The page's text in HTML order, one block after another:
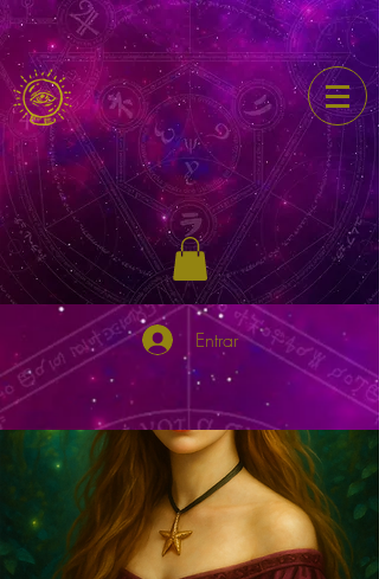
Entrar